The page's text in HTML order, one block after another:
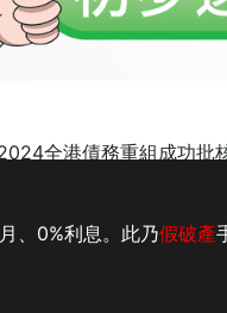
全港債務重組成功批
、0%利息。此乃假破產